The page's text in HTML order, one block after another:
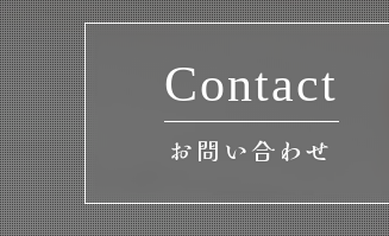
Contact
お問い合わせ